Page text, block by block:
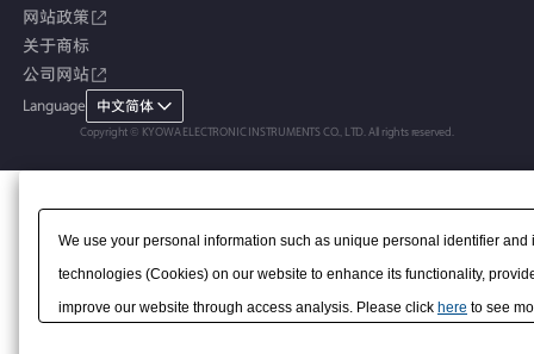
应力计
接缝计
位移计
试验装置、系统
定制产品
停产产品
安全数据表（SDS）
网站政策
关于商标
公司网站
Language 中文简体
Copyright © KYOWA ELECTRONIC INSTRUMENTS CO., LTD. All rights reserved.
We use your personal information such as unique personal identifier
technologies (Cookies) on our website to enhance its functionality,
improve our website through access analysis. Please click here to see